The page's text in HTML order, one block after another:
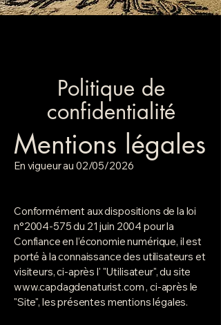
Politique de
confidentialité
Mentions légales
En vigueur au 02/05/2026
Conformément aux dispositions de la loi
n°2004-575du 21 juin 2004 pour la
Confiance en l’économie numérique, il est
porté à la connaissance des utilisateurs et
visiteurs, ci-après l' "Utilisateur", du site
www.capdagdenaturist.com , ci-après le
"Site", les présentes mentions légales.